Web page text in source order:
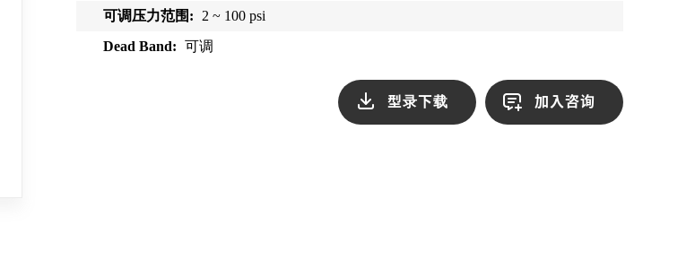
可调压力范围 :
2 ~ 100 psi
Dead Band:
可调
型录下载 加入咨询